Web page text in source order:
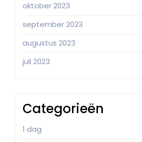
oktober 2023
september 2023
augustus 2023
juli 2023
Categorieën
1 dag